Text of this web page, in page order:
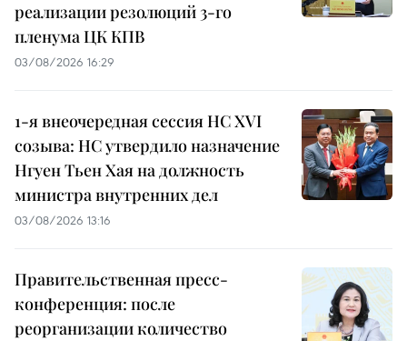
реализации резолюций 3-го
пленума ЦК КПВ
03/08/2026 16:29
1-я внеочередная сессия НС XVI
созыва: НС утвердило назначение
Нгуен Тьен Хая на должность
министра внутренних дел
03/08/2026 13:16
Правительственная пресс-
конференция: после
реорганизации количество